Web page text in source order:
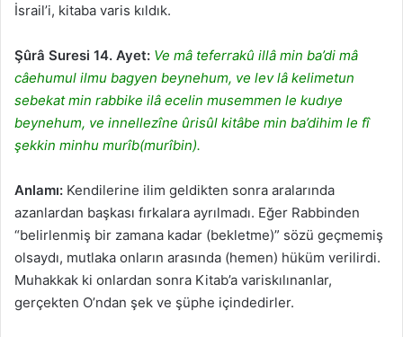
İsrail’i, kitaba varis kıldık.
Şûrâ Suresi 14. Ayet: Ve mâ teferrakû illâ min ba’di mâ
câehumul ilmu bagyen beynehum, ve lev lâ kelimetun
sebekat min rabbike ilâ ecelin musemmen le kudıye
beynehum, ve innellezîne ûrisûl kitâbe min ba’dihim le fî
şekkin minhu murîb(murîbin).
Anlamı: Kendilerine ilim geldikten sonra aralarında
azanlardan başkası fırkalara ayrılmadı. Eğer Rabbinden
“belirlenmiş bir zamana kadar (bekletme)” sözü geçmemiş
olsaydı, mutlaka onların arasında (hemen) hüküm verilirdi.
Muhakkak ki onlardan sonra Kitab’a variskılınanlar,
gerçekten O’ndan şek ve şüphe içindedirler.